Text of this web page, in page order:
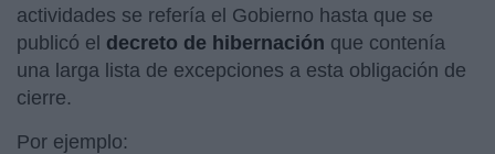
actividades se refería el Gobierno hasta que se
publicó el decreto de hibernación que contenía
una larga lista de excepciones a esta obligación de
cierre.
Por ejemplo: